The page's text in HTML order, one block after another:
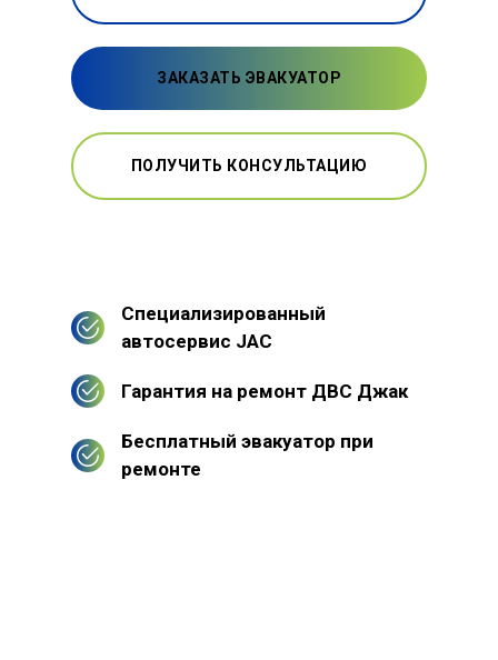
ЗАКАЗАТЬ ЭВАКУАТОР
ПОЛУЧИТЬ КОНСУЛЬТАЦИЮ
Специализированный
автосервис JAC
Гарантия на ремонт ДВС Джак
Бесплатный эвакуатор при
ремонте